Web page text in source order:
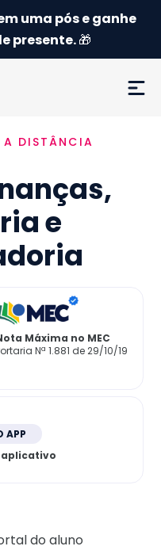
uma pós e ganhe
presente.🎁
DISTÂNCIA
e
Máxima no MEC
Nª 1.881 de 29/10/19
APP
aplicativo
do aluno